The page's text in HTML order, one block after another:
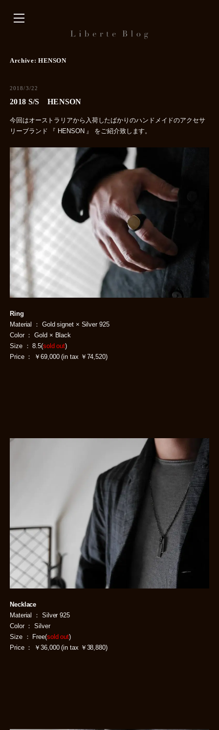
Archive: HENSON
2018/3/22
2018 S/S HENSON
今回はオーストラリアから入荷したばかりのハンドメイドのアクセサ
リーブランド 『 HENSON 』 をご紹介致します。
Ring
Material ： Gold signet × Silver 925
Color ： Gold × Black
Size ： 8.5(sold out)
Price ： ￥69,000 (in tax ￥74,520)
Necklace
Material ： Silver 925
Color ： Silver
Size ： Free(sold out)
Price ： ￥36,000 (in tax ￥38,880)